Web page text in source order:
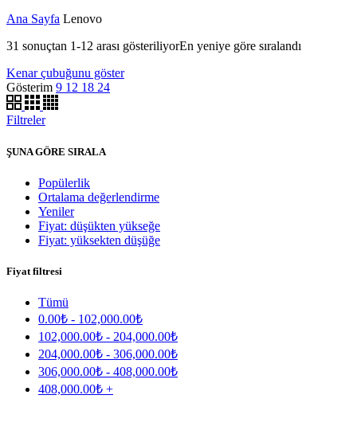
Ana Sayfa Lenovo
31 sonuçtan 1-12 arası gösteriliyorEn yeniye göre sıralandı
Kenar çubuğunu göster
Gösterim 9 12 18 24
Filtreler
ŞUNA GÖRE SIRALA
Popülerlik
Ortalama değerlendirme
Yeniler
Fiyat: düşükten yükseğe
Fiyat: yüksekten düşüğe
Fiyat filtresi
Tümü
0.00₺ - 102,000.00₺
102,000.00₺ - 204,000.00₺
204,000.00₺ - 306,000.00₺
306,000.00₺ - 408,000.00₺
408,000.00₺ +